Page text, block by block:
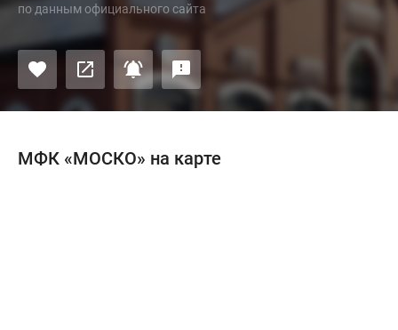
по данным официального сайта
МФК «МОСКО» на карте